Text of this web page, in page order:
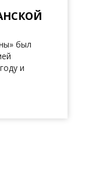
был
и